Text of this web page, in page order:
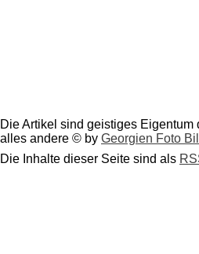
Die Artikel sind geistiges
alles andere © by Georgien Foto
Die Inhalte dieser Seite sind als